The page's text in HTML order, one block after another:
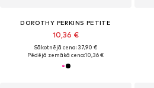
DOROTHY PERKINS PETITE
10,36 €
Sākotnējā cena: 37,90 €
Pēdējā zemākā cena:10,36 €